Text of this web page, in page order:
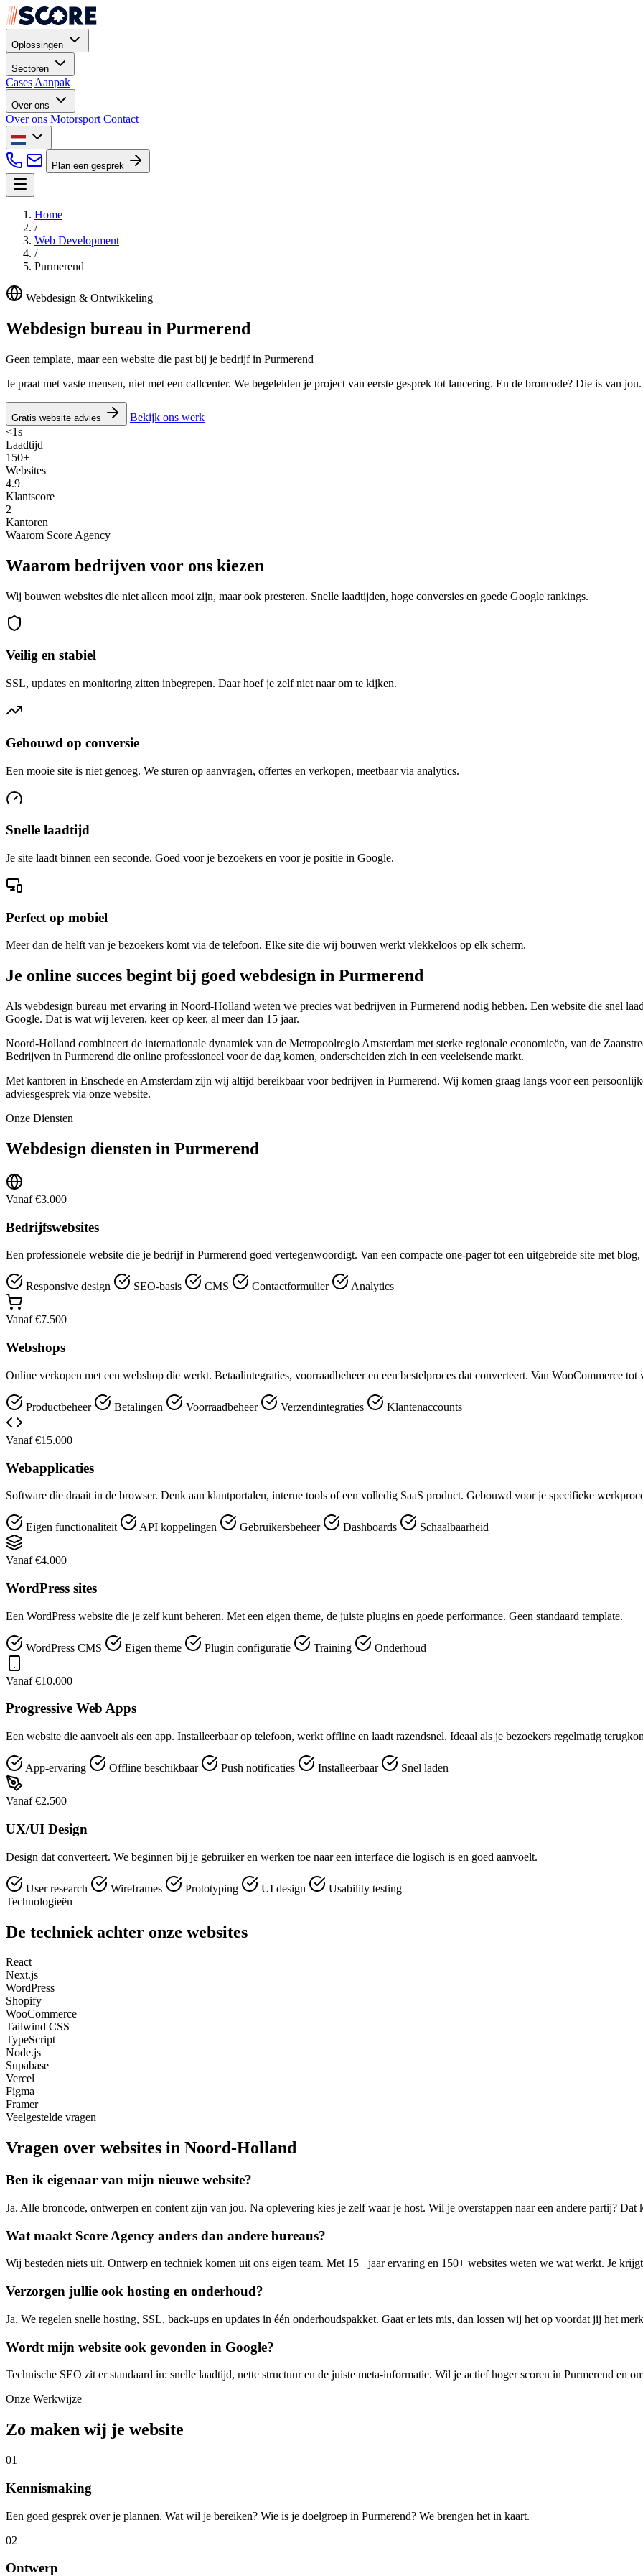
Oplossingen
Sectoren
Cases Aanpak
Over ons
Over ons Motorsport Contact
Plan een gesprek
Home
/
Web Development
/
Purmerend
Webdesign & Ontwikkeling
Webdesign bureau in Purmerend
Geen template, maar een website die past bij je bedrijf in Purmerend
Je praat met vaste mensen, niet met een callcenter. We begeleiden je project van eerste gesprek tot lancering. En de broncode? Die is van jou.
Gratis website advies
Bekijk ons werk
<1s
Laadtijd
150+
Websites
4.9
Klantscore
2
Kantoren
Waarom Score Agency
Waarom bedrijven voor ons kiezen
Wij bouwen websites die niet alleen mooi zijn, maar ook presteren. Snelle laadtijden, hoge conversies en goede Google rankings.
Veilig en stabiel
SSL, updates en monitoring zitten inbegrepen. Daar hoef je zelf niet naar om te kijken.
Gebouwd op conversie
Een mooie site is niet genoeg. We sturen op aanvragen, offertes en verkopen, meetbaar via analytics.
Snelle laadtijd
Je site laadt binnen een seconde. Goed voor je bezoekers en voor je positie in Google.
Perfect op mobiel
Meer dan de helft van je bezoekers komt via de telefoon. Elke site die wij bouwen werkt vlekkeloos op elk scherm.
Je online succes begint bij goed webdesign in Purmerend
Als webdesign bureau met ervaring in Noord-Holland weten we precies wat bedrijven in Purmerend nodig hebben. Een website die snel
Google. Dat is wat wij leveren, keer op keer, al meer dan 15 jaar.
Noord-Holland combineert de internationale dynamiek van de Metropoolregio Amsterdam met sterke regionale economieën, van de
Bedrijven in Purmerend die online professioneel voor de dag komen, onderscheiden zich in een veeleisende markt.
Met kantoren in Enschede en Amsterdam zijn wij altijd bereikbaar voor bedrijven in Purmerend. Wij komen graag langs voor een
adviesgesprek via onze website.
Onze Diensten
Webdesign diensten in Purmerend
Vanaf €3.000
Bedrijfswebsites
Een professionele website die je bedrijf in Purmerend goed vertegenwoordigt. Van een compacte one-pager tot een uitgebreide site met
Responsive design SEO-basis CMS Contactformulier Analytics
Vanaf €7.500
Webshops
Online verkopen met een webshop die werkt. Betaalintegraties, voorraadbeheer en een bestelproces dat converteert. Van WooCommerce
Productbeheer Betalingen Voorraadbeheer Verzendintegraties Klantenaccounts
Vanaf €15.000
Webapplicaties
Software die draait in de browser. Denk aan klantportalen, interne tools of een volledig SaaS product. Gebouwd voor je specifieke
Eigen functionaliteit API koppelingen Gebruikersbeheer Dashboards Schaalbaarheid
Vanaf €4.000
WordPress sites
Een WordPress website die je zelf kunt beheren. Met een eigen theme, de juiste plugins en goede performance. Geen standaard template.
WordPress CMS Eigen theme Plugin configuratie Training Onderhoud
Vanaf €10.000
Progressive Web Apps
Een website die aanvoelt als een app. Installeerbaar op telefoon, werkt offline en laadt razendsnel. Ideaal als je bezoekers regelmatig
App-ervaring Offline beschikbaar Push notificaties Installeerbaar Snel laden
Vanaf €2.500
UX/UI Design
Design dat converteert. We beginnen bij je gebruiker en werken toe naar een interface die logisch is en goed aanvoelt.
User research Wireframes Prototyping UI design
Usability testing
Technologieën
De techniek achter onze websites
React
Next.js
WordPress
Shopify
WooCommerce
Tailwind CSS
TypeScript
Node.js
Supabase
Vercel
Figma
Framer
Veelgestelde vragen
Vragen over websites in Noord-Holland
Ben ik eigenaar van mijn nieuwe website?
Ja. Alle broncode, ontwerpen en content zijn van jou. Na oplevering kies je zelf waar je host. Wil je overstappen naar een andere partij? Dat
Wat maakt Score Agency anders dan andere bureaus?
Wij besteden niets uit. Ontwerp en techniek komen uit ons eigen team. Met 15+ jaar ervaring en 150+ websites weten we wat werkt. Je
Verzorgen jullie ook hosting en onderhoud?
Ja. We regelen snelle hosting, SSL, back-ups en updates in één onderhoudspakket. Gaat er iets mis, dan lossen wij het op voordat jij het
Wordt mijn website ook gevonden in Google?
Technische SEO zit er standaard in: snelle laadtijd, nette structuur en de juiste meta-informatie. Wil je actief hoger scoren in Purmerend en
Onze Werkwijze
Zo maken wij je website
01
Kennismaking
Een goed gesprek over je plannen. Wat wil je bereiken? Wie is je doelgroep in Purmerend? We brengen het in kaart.
02
Ontwerp